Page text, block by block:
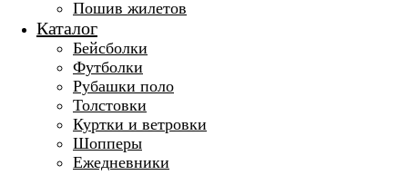
Пошив жилетов
Каталог
Бейсболки
Футболки
Рубашки поло
Толстовки
Куртки и ветровки
Шопперы
Ежедневники